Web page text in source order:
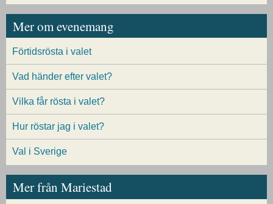
Mer om evenemang
Förtidsrösta i valet
Vad händer efter valet?
Vilka får rösta i valet?
Hur röstar jag i valet?
Val i Sverige
Mer från Mariestad